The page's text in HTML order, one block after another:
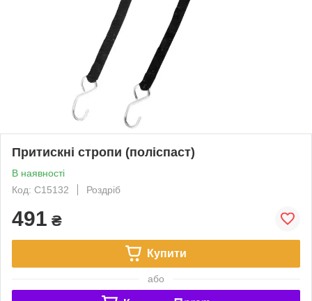
Притискні стропи (поліспаст)
В наявності
Код: C15132
Роздріб
491 ₴
Купити
або